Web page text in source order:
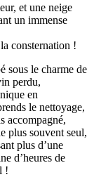
et une neige
un immense
la consternation !
sous le charme de
perdu,
en
le nettoyage,
accompagné,
plus souvent seul,
plus d’une
d’heures de
!